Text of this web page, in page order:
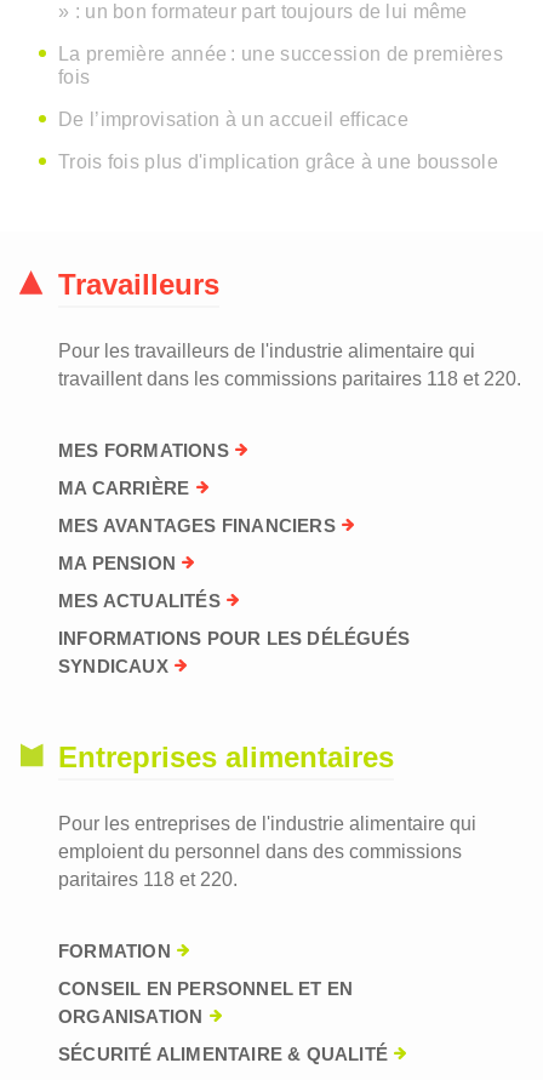
» : un bon formateur part toujours de lui même
La première année : une succession de premières
fois
De l’improvisation à un accueil efficace
Trois fois plus d'implication grâce à une boussole
Travailleurs
Pour les travailleurs de l'industrie alimentaire qui
travaillent dans les commissions paritaires 118 et 220.
MES FORMATIONS
MA CARRIÈRE
MES AVANTAGES FINANCIERS
MA PENSION
MES ACTUALITÉS
INFORMATIONS POUR LES DÉLÉGUÉS
SYNDICAUX
Entreprises alimentaires
Pour les entreprises de l'industrie alimentaire qui
emploient du personnel dans des commissions
paritaires 118 et 220.
FORMATION
CONSEIL EN PERSONNEL ET EN
ORGANISATION
SÉCURITÉ ALIMENTAIRE & QUALITÉ